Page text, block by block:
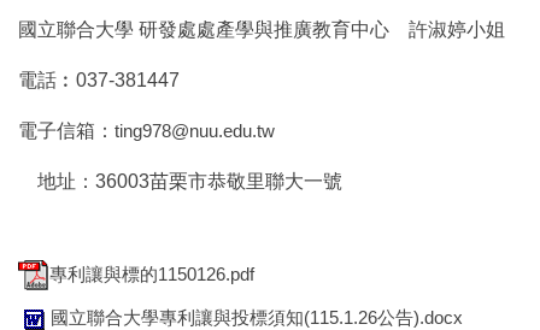
國立聯合大學 研發處處產學與推廣教育中心 許淑婷小姐
電話︰037-381447
電子信箱： ting978@nuu.edu.tw
地址：36003苗栗市恭敬里聯大一號
專利讓與標的1150126.pdf
國立聯合大學專利讓與投標須知(115.1.26公告).docx